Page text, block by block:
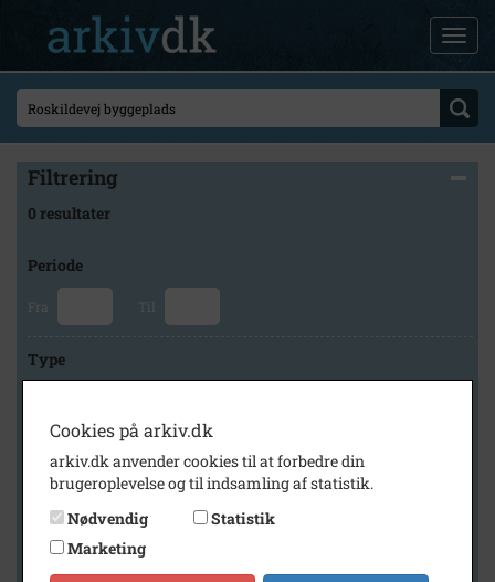
Filtrering
0 resultater
Periode
Fra Til
Type
Arkiv
Lokalarkivet Alsønderup -Tjæreby
Cookies på arkiv.dk
arkiv.dk anvender cookies til at forbedre din
brugeroplevelse og til indsamling af statistik.
Nødvendig
Statistik
Marketing